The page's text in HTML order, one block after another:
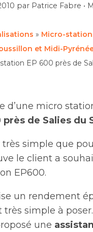
par Patrice Fabre •
» Micro-
et Midi-
EP 600 près de
d’une micro
près de Salies du
très simple que
le client a
EP600.
un rendement
simple à
une